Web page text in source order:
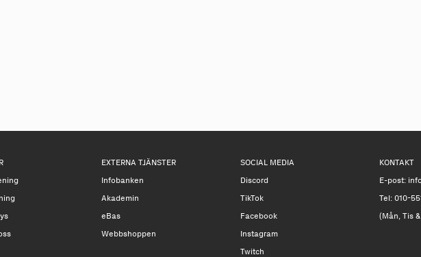
EXTERNA TJÄNSTER
Infobanken
Akademin
eBas
Webbshoppen
SOCIAL MEDIA
Discord
TikTok
Facebook
Instagram
Twitch
KONTAKT
E-post:
Tel: 010-
(Mån, Tis